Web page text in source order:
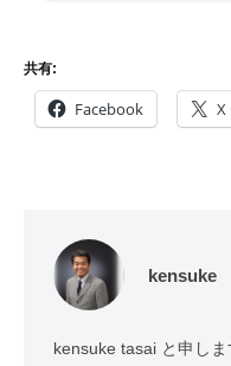
共有:
Facebook X
kensuke
kensuke tasai と申し